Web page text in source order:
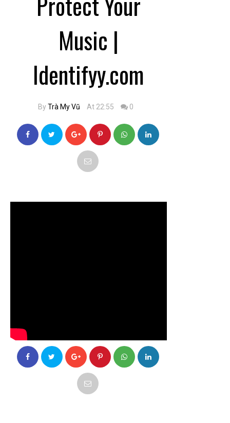
Music |
Identifyy.com
ByTrà My Vũ At 22:55 0